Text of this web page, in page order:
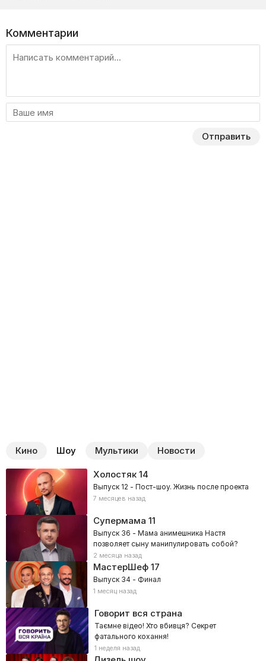
Комментарии
Отправить
Кино Шоу Мультики Новости
Холостяк14
Выпуск 12 - Пост-шоу. Жизнь после проекта
7 месяцев назад
Супермама 11
Выпуск 36 - Мама анимешника Настя
позволяет сыну манипулировать собой?
2 месяца назад
МастерШеф17
Выпуск 34 - Финал
1 месяц назад
Говорит вся страна
Таємне відео! Хто вбивця? Секрет
фатального кохання!
1 неделя назад